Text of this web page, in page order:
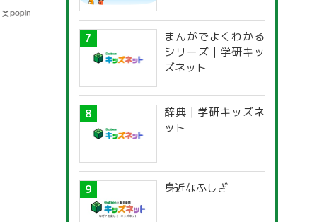
まんがでよくわかる
シリーズ | 学研キッ
ズネット
辞典 | 学研キッズネ
ット
身近なふしぎ